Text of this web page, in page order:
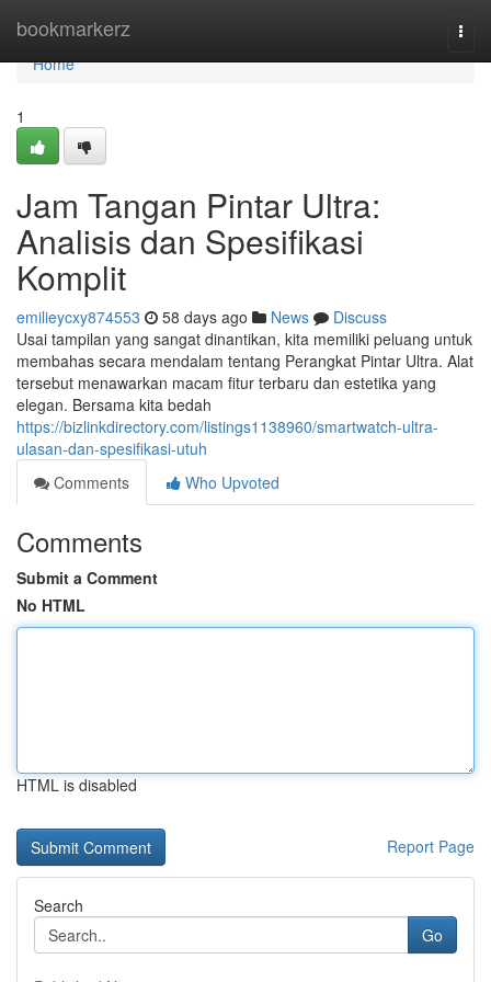
bookmarkerz
Home
Home
1
Jam Tangan Pintar Ultra:
Analisis dan Spesifikasi
Komplit
emilieycxy874553 58 days ago News
Discuss
Usai tampilan yang sangat dinantikan, kita memiliki peluang untuk
membahas secara mendalam tentang Perangkat Pintar Ultra. Alat
tersebut menawarkan macam fitur terbaru dan estetika yang
elegan. Bersama kita bedah
https://bizlinkdirectory.com/listings1138960/smartwatch-ultra-
ulasan-dan-spesifikasi-utuh
Comments
Who Upvoted
Comments
Submit a Comment
No HTML
HTML is disabled
Report Page
Search
Go